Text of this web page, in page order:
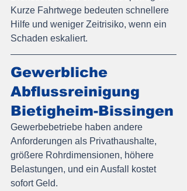
Kurze Fahrtwege bedeuten schnellere
Hilfe und weniger Zeitrisiko, wenn ein
Schaden eskaliert.
Gewerbliche
Abflussreinigung
Bietigheim-Bissingen
Gewerbebetriebe haben andere
Anforderungen als Privathaushalte,
größere Rohrdimensionen, höhere
Belastungen, und ein Ausfall kostet
sofort Geld.